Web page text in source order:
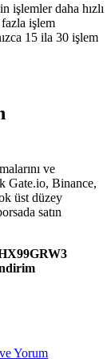
işlemler daha hızlı
işlem
15 ila 30 işlem
ve
Gate.io, Binance,
üst düzey
satın